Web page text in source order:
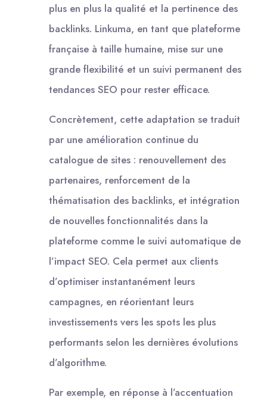
plus en plus la qualité et la pertinence des
backlinks. Linkuma, en tant que plateforme
française à taille humaine, mise sur une
grande flexibilité et un suivi permanent des
tendances SEO pour rester efficace.
Concrètement, cette adaptation se traduit
par une amélioration continue du
catalogue de sites : renouvellement des
partenaires, renforcement de la
thématisation des backlinks, et intégration
de nouvelles fonctionnalités dans la
plateforme comme le suivi automatique de
l’impact SEO. Cela permet aux clients
d’optimiser instantanément leurs
campagnes, en réorientant leurs
investissements vers les spots les plus
performants selon les dernières évolutions
d’algorithme.
Par exemple, en réponse à l’accentuation